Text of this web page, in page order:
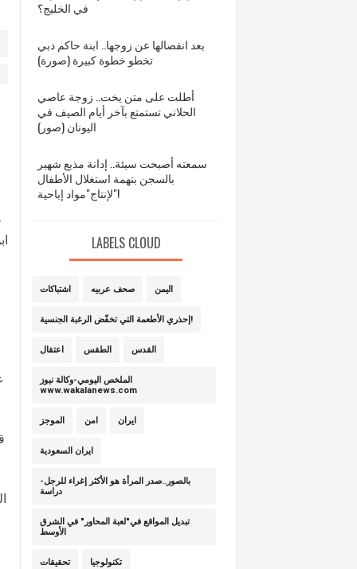
في الخليج؟
بعد انفصالها عن زوجها.. ابنة حاكم دبي
تخطو خطوة كبيرة (صورة)
أطلت على متن يخت.. زوجة عاصي
الحلاني تستمتع بآخر أيام الصيف في
اليونان (صور)
سمعته أصبحت سيئة.. إدانة مذيع شهير
بالسجن بتهمة استغلال الأطفال
لإنتاج"مواد إباحية"!
LABELS CLOUD
اشتباكات صحف عربيه اليمن
إحذري الأطعمة التي تخفّض الرغبة الجنسية!
اعتقال الطقس القدس
الملخص اليومي-وكالة نيوز
www.wakalanews.com
الموجز امن ايران
ايران السعودية
بالصور..صدر المرأة هو الأكثر إغراء للرجل-
دراسة
تبديل المواقع في"لعبة المحاور" في الشرق
الأوسط
تحقيقات تكنولوجيا